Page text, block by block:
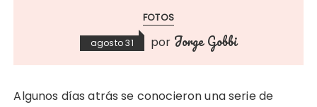
FOTOS
agosto 31 por Jorge Gobbi
Algunos días atrás se conocieron una serie de